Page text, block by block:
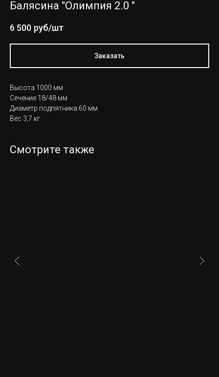
Балясина "Олимпия 2.0 "
6 500 руб/шт
Заказать
Высота 1000 мм
Сечение 18/48 мм
Диаметр подпятника 60 мм
Вес 3,7 кг
Смотрите также